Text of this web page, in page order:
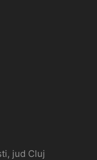
jud Cluj